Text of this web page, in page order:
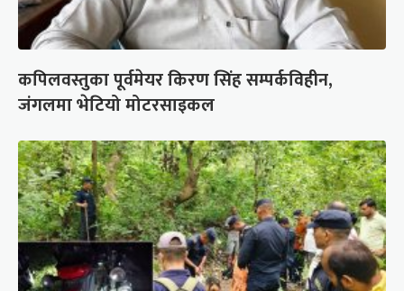
कपिलवस्तुका पूर्वमेयर किरण सिंह सम्पर्कविहीन,
जंगलमा भेटियो मोटरसाइकल